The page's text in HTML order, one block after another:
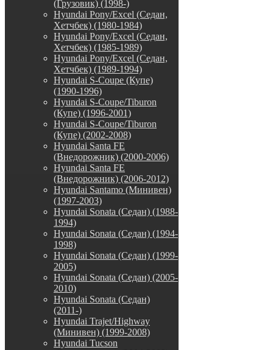
(Грузовик) (1998-)
Hyundai Pony/Excel (Седан,
Хетчбек) (1980-1984)
Hyundai Pony/Excel (Седан,
Хетчбек) (1985-1989)
Hyundai Pony/Excel (Седан,
Хетчбек) (1989-1994)
Hyundai S-Coupe (Купе)
(1990-1996)
Hyundai S-Coupe/Tiburon
(Купе) (1996-2001)
Hyundai S-Coupe/Tiburon
(Купе) (2002-2008)
Hyundai Santa FE
(Внедорожник) (2000-2006)
Hyundai Santa FE
(Внедорожник) (2006-2012)
Hyundai Santamo (Минивен)
(1997-2003)
Hyundai Sonata (Седан) (1988-
1994)
Hyundai Sonata (Седан) (1994-
1998)
Hyundai Sonata (Седан) (1999-
2005)
Hyundai Sonata (Седан) (2005-
2010)
Hyundai Sonata (Седан)
(2011-)
Hyundai Trajet/Highway
(Минивен) (1999-2008)
Hyundai Tucson